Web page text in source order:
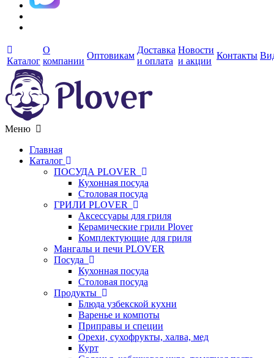
Каталог
О
компании
Оптовикам
Доставка
и оплата
Новости
и акции
Контакты
Меню
Главная
Каталог
ПОСУДА PLOVER
Кухонная посуда
Столовая посуда
ГРИЛИ PLOVER
Аксессуары для гриля
Керамические грили Plover
Комплектующие для гриля
Мангалы и печи PLOVER
Посуда
Кухонная посуда
Столовая посуда
Продукты
Блюда узбекской кухни
Варенье и компоты
Приправы и специи
Орехи, сухофрукты, халва, мед
Курт